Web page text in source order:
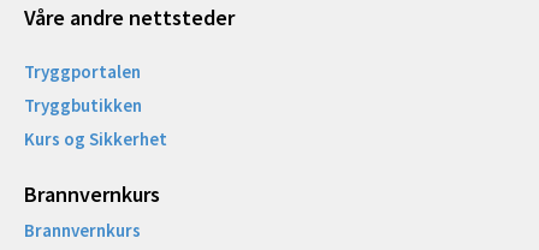
Våre andre nettsteder
Tryggportalen
Tryggbutikken
Kurs og Sikkerhet
Brannvernkurs
Brannvernkurs